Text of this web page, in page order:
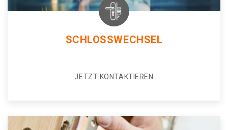
SCHLOSSWECHSEL
JETZT KONTAKTIEREN